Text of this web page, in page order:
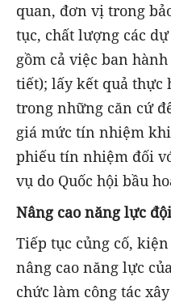
quan, đơn vị trong
tục, chất lượng các
gồm cả việc ban
tiết); lấy kết quả thực
trong những căn cứ
giá mức tín nhiệm
phiếu tín nhiệm đối
vụ do Quốc hội bầu
Nâng cao năng lực
Tiếp tục củng cố,
nâng cao năng lực
chức làm công tác